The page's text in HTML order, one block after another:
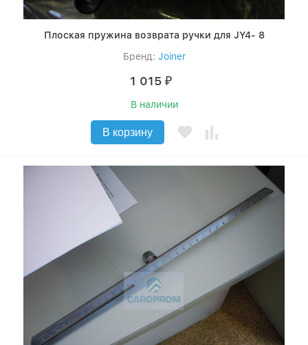
Плоская пружина возврата ручки для JY4- 8
Бренд: Joiner
1 015 ₽
В наличии
В корзину